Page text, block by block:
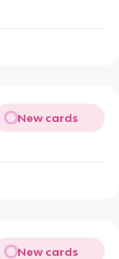
New cards
New cards